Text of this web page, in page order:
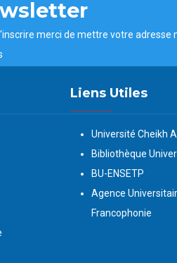
merci de mettre votre adresse
Liens Utiles
Université Cheikh
Bibliothèque
BU-ENSETP
Agence
Francophonie